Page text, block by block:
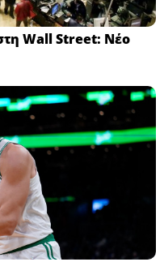
Wall Street: Νέο